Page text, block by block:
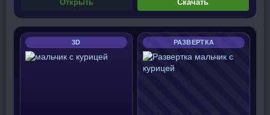
Открыть Скачать
3D РАЗВЕРТКА